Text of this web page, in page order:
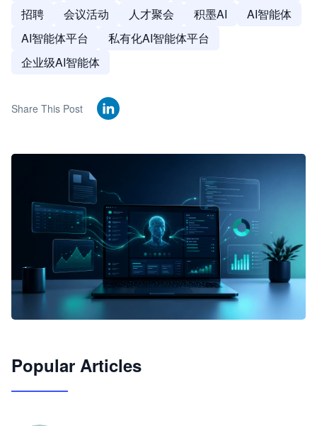
招聘
会议活动 人才聚会 积墨AI
AI智能体
AI智能体平台
私有化AI智能体平台
企业级AI智能体
Share This Post
JimoClaw 桌面 AI Agent 工作台
Popular Articles